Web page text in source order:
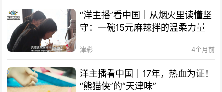
Cooperation, "Air Silk Road"
Connects Times Zones
“洋主播”看中国｜从烟火里读懂坚
守：一碗15元麻辣拌的温柔力量
津彩 4个月前
洋主播看中国｜17年，热血为证！
“熊猫侠”的“天津味”